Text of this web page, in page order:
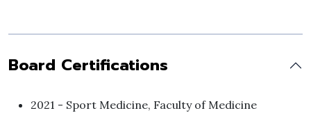
Board Certifications
2021 - Sport Medicine, Faculty of Medicine